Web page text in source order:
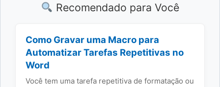
Recomendado para Você
Como Gravar uma Macro para
Automatizar Tarefas Repetitivas no
Word
Você tem uma tarefa repetitiva de formatação ou